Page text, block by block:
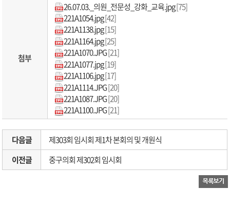
첨부
26.07.03._의원_전문성_강화_교육.jpg[75]
221A1054.jpg[42]
221A1138.jpg[15]
221A1164.jpg[25]
221A1070.JPG[21]
221A1077.jpg[19]
221A1106.jpg[17]
221A1114.JPG[20]
221A1087.JPG[20]
221A1100.JPG[21]
다음글
제303회 임시회 제1차 본회의 및 개원식
이전글
중구의회 제302회 임시회